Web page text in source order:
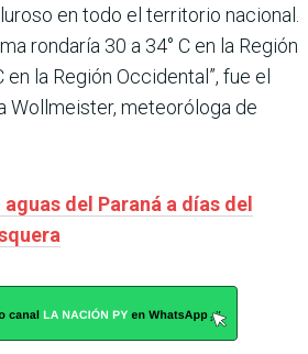
en todo el territorio nacional.
rondaría 30 a 34° C en la Región
en la Región Occidental”, fue el
Wollmeister, meteoróloga de
del Paraná a días del